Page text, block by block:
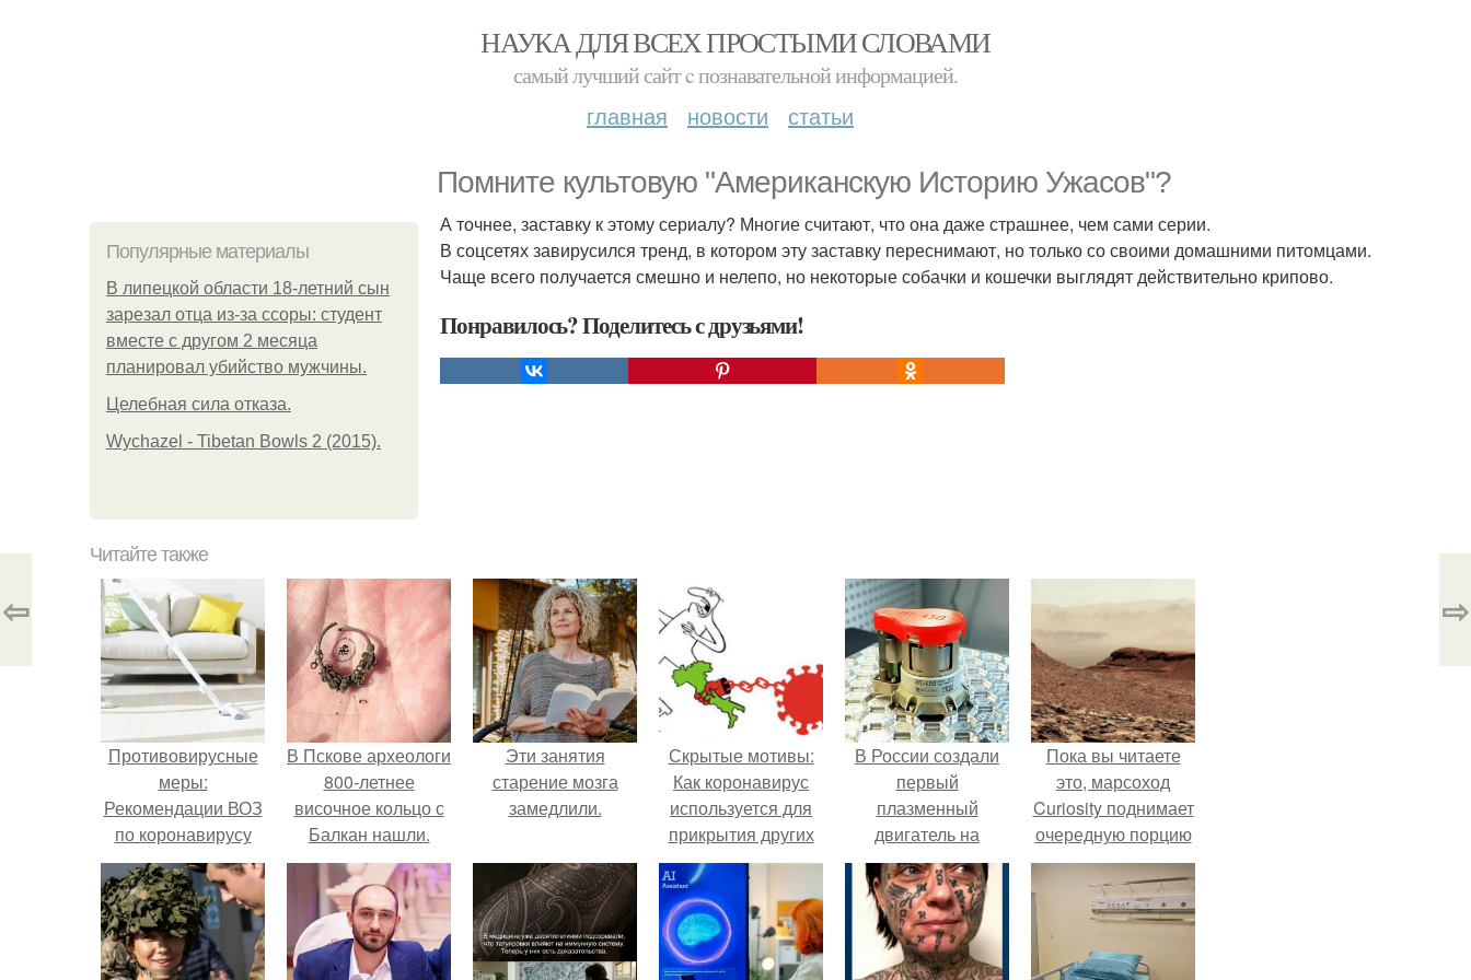
НАУКА ДЛЯ ВСЕХ ПРОСТЫМИ СЛОВАМИ
самый лучший сайт c познавательной информацией.
главная новости статьи
Помните культовую "Американскую Историю Ужасов"?
Популярные материалы
В липецкой области 18-летний сын
зарезал отца из-за ссоры: студент
вместе с другом 2 месяца
планировал убийство мужчины.
Целебная сила отказа.
Wychazel - Tibetan Bowls 2 (2015).
А точнее, заставку к этому сериалу? Многие считают, что она даже страшнее, чем сами серии.
В соцсетях завирусился тренд, в котором эту заставку переснимают, но только со своими домашними питомцами.
Чаще всего получается смешно и нелепо, но некоторые собачки и кошечки выглядят действительно крипово.
Понравилось? Поделитесь с друзьями!
⇦ ⇨
Читайте также
Противовирусные
меры:
Рекомендации ВОЗ
по коронавирусу
В Пскове археологи
800-летнее
височное кольцо с
Балкан нашли.
Эти занятия
старение мозга
замедлили.
Скрытые мотивы:
Как коронавирус
используется для
прикрытия других
проблем
В России создали
первый
плазменный
двигатель на
криптоне.
Пока вы читаете
это, марсоход
Curiosity поднимает
очередную порцию
красной пыли. 6.